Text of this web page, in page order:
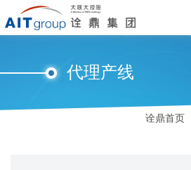
代理产线
诠鼎首页